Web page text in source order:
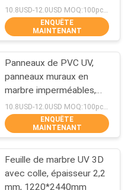
marbre
31
bois
66
10.8USD-12.0USD MOQ:100pcs / couleur
ENQUÊTE
MAINTENANT
Panneaux de PVC UV,
panneaux muraux en
marbre imperméables,
panneaux décoratifs
hautement brillants
10.8USD-12.0USD MOQ:100pcs / couleur
ENQUÊTE
MAINTENANT
Feuille de marbre UV 3D
avec colle, épaisseur 2,2
mm, 1220*2440mm